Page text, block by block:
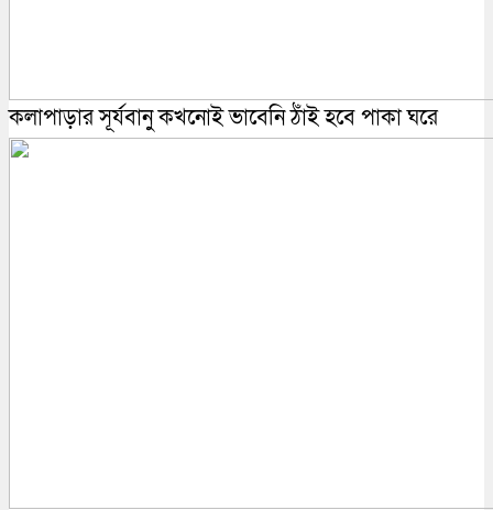
কলাপাড়ার সূর্যবানু কখনোই ভাবেনি ঠাঁই হবে পাকা ঘরে